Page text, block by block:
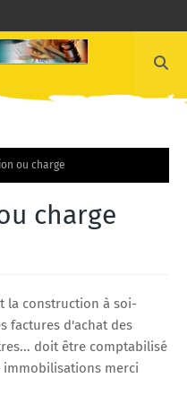
ou charge
charge
la construction à soi-
factures d'achat des
doit être comptabilisé
immobilisations merci